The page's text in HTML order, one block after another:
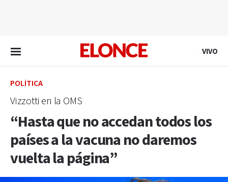
VIVO
POLÍTICA
Vizzotti en la OMS
“Hasta que no accedan todos los
países a la vacuna no daremos
vuelta la página”